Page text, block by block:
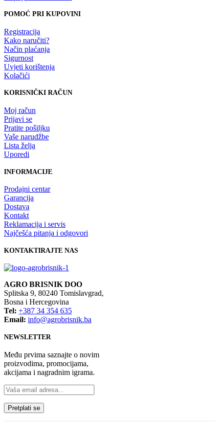
POMOĆ PRI KUPOVINI
Registracija
Kako naručiti?
Način plaćanja
Sigurnost
Uvjeti korištenja
Kolačići
KORISNIČKI RAČUN
Moj račun
Prijavi se
Pratite pošiljku
Vaše narudžbe
Lista želja
Uporedi
INFORMACIJE
Prodajni centar
Garancija
Dostava
Kontakt
Reklamacija i servis
Najčešća pitanja i odgovori
KONTAKTIRAJTE NAS
AGRO BRISNIK DOO
Splitska 9, 80240 Tomislavgrad,
Bosna i Hercegovina
Tel: +387 34 354 635
Email: info@agrobrisnik.ba
NEWSLETTER
Među prvima saznajte o novim
proizvodima, promocijama,
akcijama i nagradnim igrama.